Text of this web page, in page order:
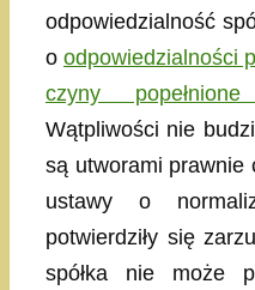
odpowiedzialność
o odpowiedzialności
czyny
Wątpliwości nie
są utworami prawnie
ustawy o
potwierdziły się
spółka nie może